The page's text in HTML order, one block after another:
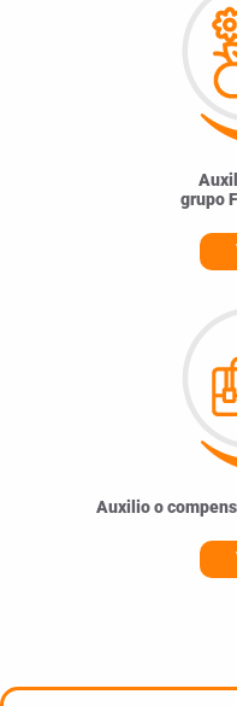
grupo
Auxilio o